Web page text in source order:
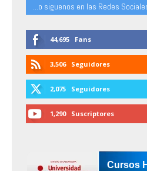
...o siguenos en las Redes
44,695 Fans
3,506 Seguidores
2,075 Seguidores
1,290 Suscriptores
Cursos